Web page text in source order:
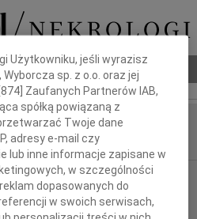
pogrzebowy
Rumianek
Użytkowniku, jeśli wyrazisz
sp. z o.o. oraz jej
874 ] Zaufanych Partnerów IAB,
spółką powiązaną z
Twoje dane
adresy e-mail czy
lub inne informacje zapisane w
w szczególności
dopasowanych do
w swoich serwisach,